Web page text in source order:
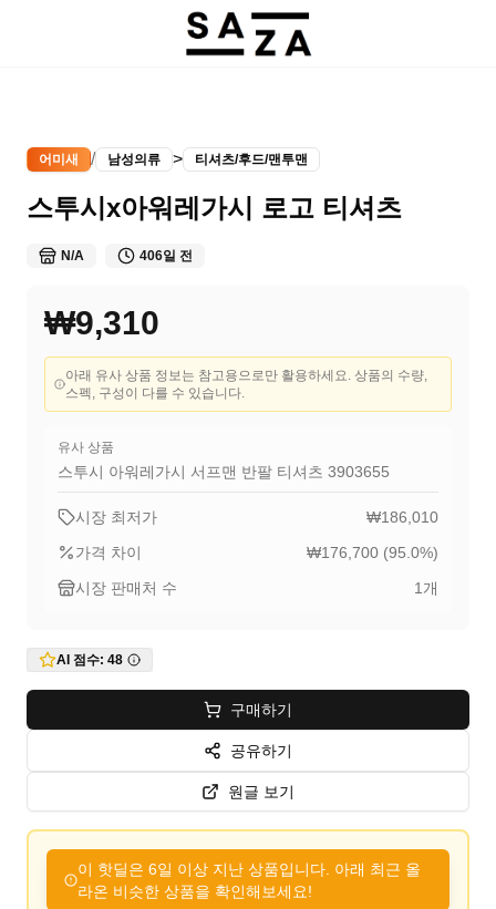
어미새 / 남성의류 > 티셔츠/후드/맨투맨
스투시x아워레가시 로고 티셔츠
N/A 406일 전
₩9,310
아래 유사 상품 정보는 참고용으로만 활용하세요. 상품의 수량,
스펙, 구성이 다를 수 있습니다.
유사 상품
스투시 아워레가시 서프맨 반팔 티셔츠 3903655
시장 최저가
₩186,010
가격 차이
₩176,700 (95.0%)
시장 판매처 수
1개
AI 점수: 48
구매하기
공유하기
원글 보기
이 핫딜은 6일 이상 지난 상품입니다. 아래 최근 올
라온 비슷한 상품을 확인해보세요!